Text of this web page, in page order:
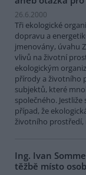
26.6.2000
Tři ekologické
dopravu a
jmenovány, úvahu
vlivů na životní
ekologickým
přírody a životního
subjektů, které
společného.
případ, že
životního prostředí,
Ing. Ivan
těžbě místo